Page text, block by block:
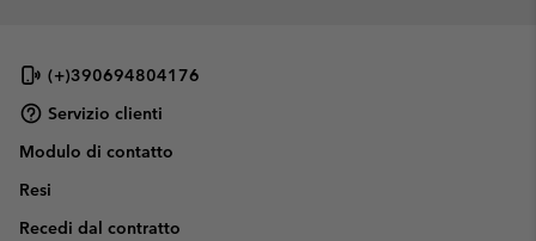
(+)390694804176
Servizio clienti
Modulo di contatto
Resi
Recedi dal contratto